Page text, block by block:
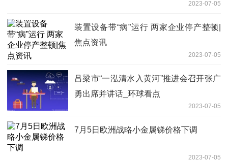
2023-07-05
装置设备带“病”运行 两家企业停产整顿|
焦点资讯
2023-07-05
吕梁市“一泓清水入黄河”推进会召开张广
勇出席并讲话_环球看点
2023-07-05
7月5日欧洲战略小金属锑价格下调
2023-07-05